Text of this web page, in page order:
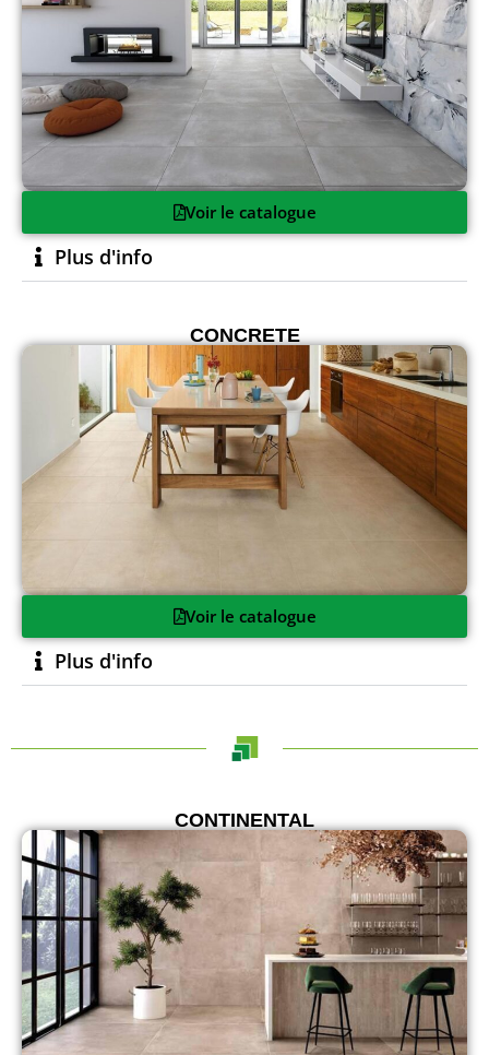
Voir le catalogue
Plus d'info
CONCRETE
Voir le catalogue
Plus d'info
CONTINENTAL